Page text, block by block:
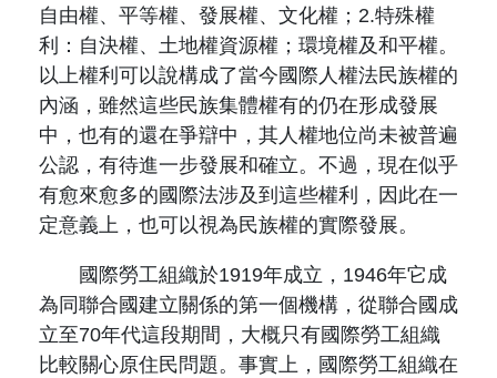
自由權、平等權、發展權、文化權；2.特殊權
利：自決權、土地權資源權；環境權及和平權。
以上權利可以說構成了當今國際人權法民族權的
內涵，雖然這些民族集體權有的仍在形成發展
中，也有的還在爭辯中，其人權地位尚未被普遍
公認，有待進一步發展和確立。不過，現在似乎
有愈來愈多的國際法涉及到這些權利，因此在一
定意義上，也可以視為民族權的實際發展。
國際勞工組織於1919年成立，1946年它成
為同聯合國建立關係的第一個機構，從聯合國成
立至70年代這段期間，大概只有國際勞工組織
比較關心原住民問題。事實上，國際勞工組織在